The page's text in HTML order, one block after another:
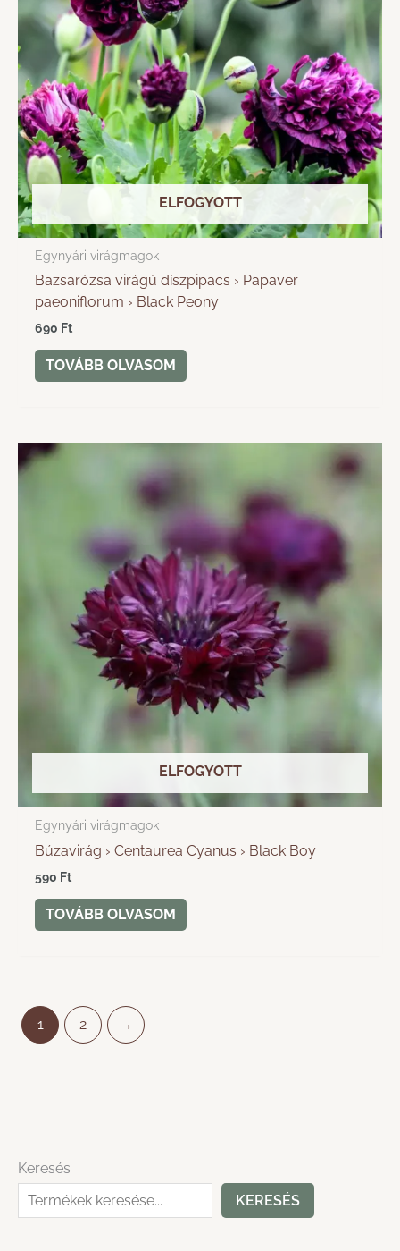
Keresés
KERESÉS
ELFOGYOTT
Egynyári virágmagok
Bazsarózsa virágú díszpipacs › Papaver
paeoniflorum › Black Peony
690 Ft
TOVÁBB OLVASOM
ELFOGYOTT
Egynyári virágmagok
Búzavirág › Centaurea Cyanus › Black Boy
590 Ft
TOVÁBB OLVASOM
1 2 →